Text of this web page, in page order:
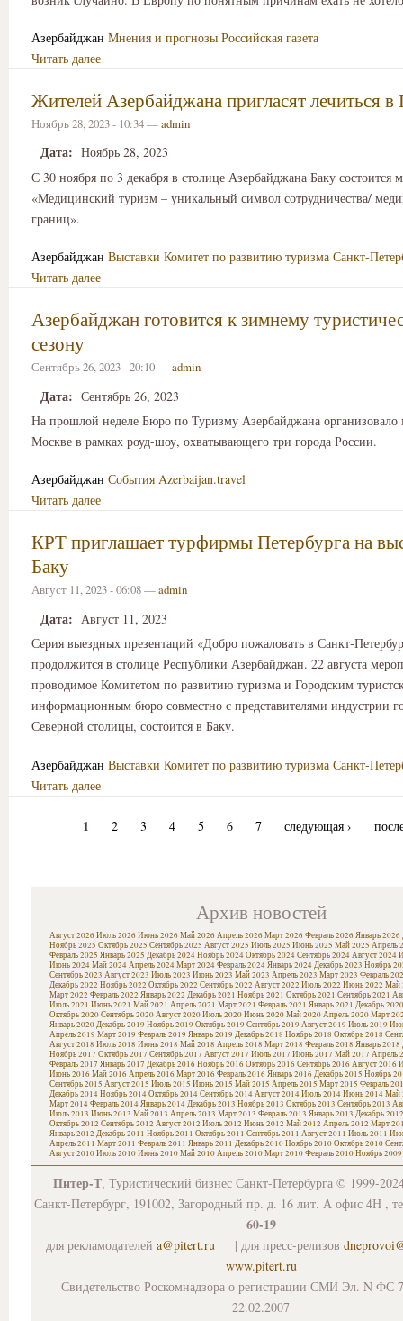
Азербайджан Мнения и прогнозы Российская газета
Читать далее
Жителей Азербайджана пригласят лечиться в
Ноябрь 28, 2023 - 10:34 —admin
Дата: Ноябрь 28, 2023
С 30 ноября по 3 декабря в столице Азербайджана Баку состоится
«Медицинский туризм – уникальный символ сотрудничества/
границ».
Азербайджан Выставки Комитет по развитию туризма Санкт-
Читать далее
Азербайджан готовитcя к зимнему
сезону
Сентябрь 26, 2023 - 20:10 —admin
Дата: Сентябрь 26, 2023
На прошлой неделе Бюро по Туризму Азербайджана организовало
Москве в рамках роуд-шоу, охватывающего три города России.
Азербайджан События Azerbaijan.travel
Читать далее
КРТ приглашает турфирмы Петербурга на
Баку
Август 11, 2023 - 06:08 —admin
Дата: Август 11, 2023
Серия выездных презентаций «Добро пожаловать в
продолжится в столице Республики Азербайджан. 22 августа
проводимое Комитетом по развитию туризма и Городским
информационным бюро совместно с представителями индустрии
Северной столицы, состоится в Баку.
Азербайджан Выставки Комитет по развитию туризма Санкт-
Читать далее
1 2 3 4 5 6 7 следующая ›
Архив новостей
Август 2026 Июль 2026 Июнь 2026 Май 2026 Апрель 2026 Март 2026 Февраль 2026 Январь 2026
Ноябрь 2025 Октябрь 2025 Сентябрь 2025 Август 2025 Июль 2025 Июнь 2025 Май 2025 Апрель
Февраль 2025 Январь 2025 Декабрь 2024Ноябрь 2024Октябрь 2024Сентябрь 2024Август 2024
Июнь 2024Май 2024Апрель 2024Март 2024Февраль 2024Январь 2024Декабрь 2023 Ноябрь
Сентябрь 2023 Август 2023 Июль 2023 Июнь 2023 Май 2023 Апрель 2023 Март 2023 Февраль
Декабрь 2022 Ноябрь 2022 Октябрь 2022 Сентябрь 2022 Август 2022 Июль 2022 Июнь 2022 Май
Март 2022 Февраль 2022 Январь 2022 Декабрь 2021 Ноябрь 2021 Октябрь 2021 Сентябрь 2021
Июль 2021 Июнь 2021 Май 2021 Апрель 2021 Март 2021 Февраль 2021 Январь 2021 Декабрь 2020
Октябрь 2020Сентябрь 2020Август 2020Июль 2020Июнь 2020Май 2020Апрель 2020Март
Январь 2020Декабрь 2019 Ноябрь 2019 Октябрь 2019 Сентябрь 2019 Август 2019 Июль 2019
Апрель 2019 Март 2019 Февраль 2019 Январь 2019 Декабрь 2018 Ноябрь 2018 Октябрь 2018
Август 2018 Июль 2018 Июнь 2018 Май 2018 Апрель 2018 Март 2018 Февраль 2018 Январь 2018
Ноябрь 2017 Октябрь 2017 Сентябрь 2017 Август 2017 Июль 2017 Июнь 2017 Май 2017 Апрель
Февраль 2017 Январь 2017 Декабрь 2016 Ноябрь 2016 Октябрь 2016 Сентябрь 2016 Август 2016
Июнь 2016 Май 2016 Апрель 2016 Март 2016 Февраль 2016 Январь 2016 Декабрь 2015 Ноябрь
Сентябрь 2015 Август 2015 Июль 2015 Июнь 2015 Май 2015 Апрель 2015 Март 2015 Февраль
Декабрь 2014Ноябрь 2014Октябрь 2014Сентябрь 2014Август 2014Июль 2014Июнь 2014Май
Март 2014Февраль 2014Январь 2014Декабрь 2013 Ноябрь 2013 Октябрь 2013 Сентябрь 2013
Июль 2013 Июнь 2013 Май 2013 Апрель 2013 Март 2013 Февраль 2013 Январь 2013 Декабрь 2012
Октябрь 2012 Сентябрь 2012 Август 2012 Июль 2012 Июнь 2012 Май 2012 Апрель 2012 Март
Январь 2012 Декабрь 2011 Ноябрь 2011 Октябрь 2011 Сентябрь 2011 Август 2011 Июль 2011
Апрель 2011 Март 2011 Февраль 2011 Январь 2011 Декабрь 2010Ноябрь 2010Октябрь 2010
Август 2010Июль 2010Июнь 2010Май 2010Апрель 2010Март 2010Февраль 2010Ноябрь 2009
Питер-Т, Туристический бизнес Санкт-Петербурга © 1999-
Санкт-Петербург, 191002, Загородный пр. д. 16 лит. А офис 4Н ,
60-19
для рекламодателей a@pitert.ru | для пресс-релизов
www.pitert.ru
Свидетельство Роскомнадзора о регистрации СМИ Эл. N ФС
22.02.2007